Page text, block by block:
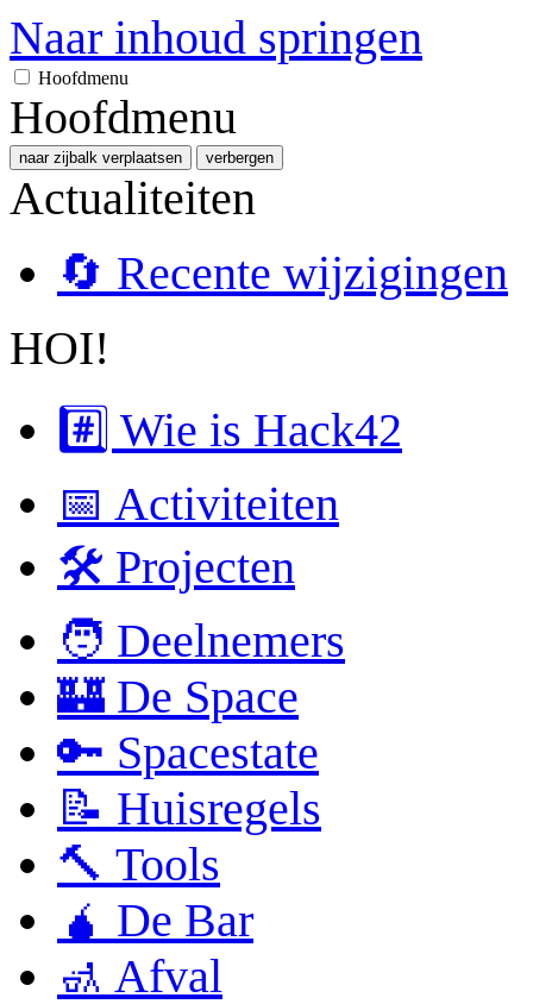
Naar inhoud springen
Hoofdmenu
Hoofdmenu
naar zijbalk verplaatsen verbergen
Actualiteiten
🔄 Recente wijzigingen
HOI!
#️⃣ Wie is Hack42
📅 Activiteiten
🛠 Projecten
🧑 Deelnemers
🏰 De Space
🔑 Spacestate
📝 Huisregels
🔨 Tools
🧉 De Bar
🚮 Afval